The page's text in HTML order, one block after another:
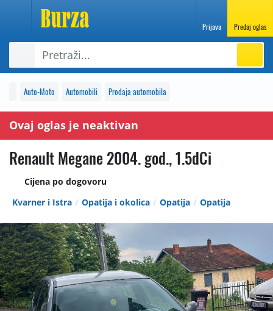
Prijava Predaj oglas
Auto-Moto Automobili Prodaja automobila
Ovaj oglas je neaktivan
Renault Megane 2004. god., 1.5dCi
Cijena po dogovoru
Kvarner i Istra
Opatija i okolica Opatija Opatija